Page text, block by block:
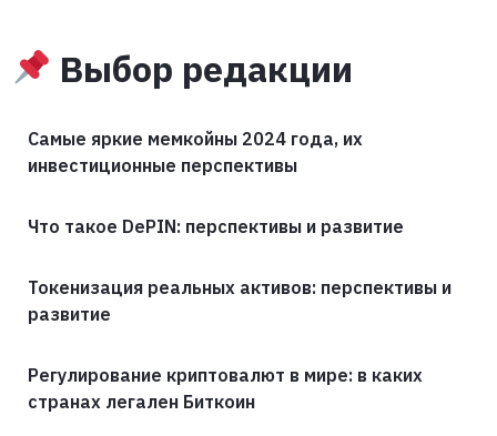
Выбор редакции
Самые яркие мемкойны 2024 года, их
инвестиционные перспективы
Что такое DePIN: перспективы и развитие
Токенизация реальных активов: перспективы и
развитие
Регулирование криптовалют в мире: в каких
странах легален Биткоин